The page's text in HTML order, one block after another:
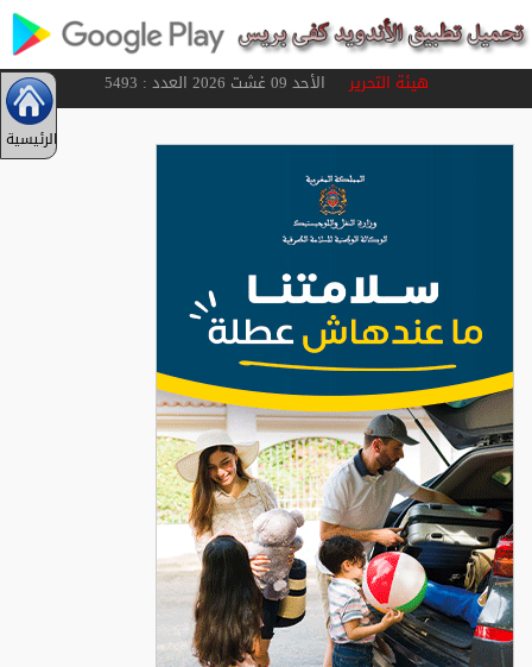
هيئة التحريرالأحد 09 غشت 2026 العدد : 5493
الرئيسية